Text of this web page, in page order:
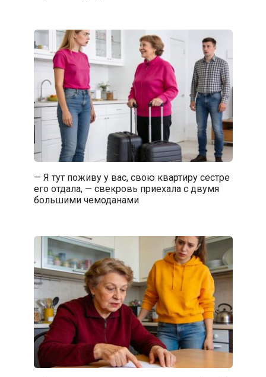
— Я тут поживу у вас, свою квартиру сестре
его отдала, — свекровь приехала с двумя
большими чемоданами